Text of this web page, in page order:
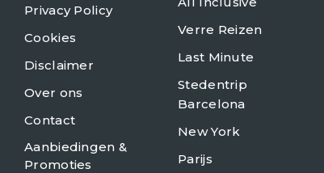
Privacy Policy
Cookies
Disclaimer
Over ons
Contact
Aanbiedingen &
Promoties
Verre Reizen
Last Minute
Stedentrip
Barcelona
New York
Parijs